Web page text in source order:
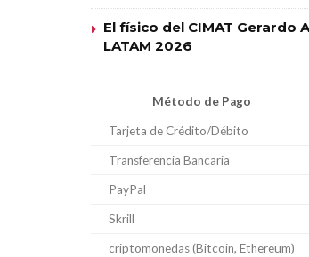
El físico del CIMAT
LATAM 2026
Método de Pago
Tarjeta de Crédito/Débito
Transferencia Bancaria
PayPal
Skrill
criptomonedas (Bitcoin, Ethereum)